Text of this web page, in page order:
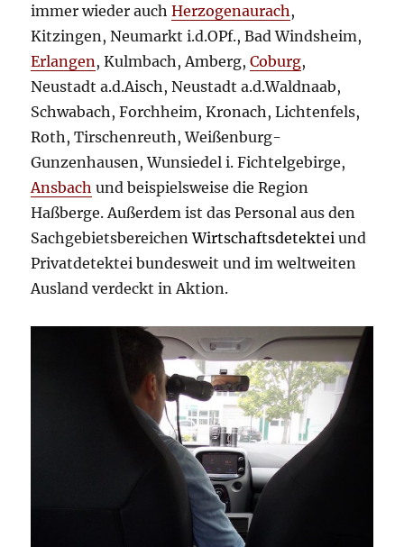
immer wieder auchHerzogenaurach ,
Kitzingen, Neumarkt i.d.OPf., Bad Windsheim,
Erlangen , Kulmbach, Amberg,Coburg,
Neustadt a.d.Aisch, Neustadt a.d.Waldnaab,
Schwabach, Forchheim, Kronach, Lichtenfels,
Roth, Tirschenreuth, Weißenburg-
Gunzenhausen, Wunsiedel i. Fichtelgebirge,
Ansbach und beispielsweise die Region
Haßberge. Außerdem ist das Personal aus den
SachgebietsbereichenWirtschaftsdetektei und
Privatdetektei bundesweit und im weltweiten
Ausland verdeckt in Aktion.